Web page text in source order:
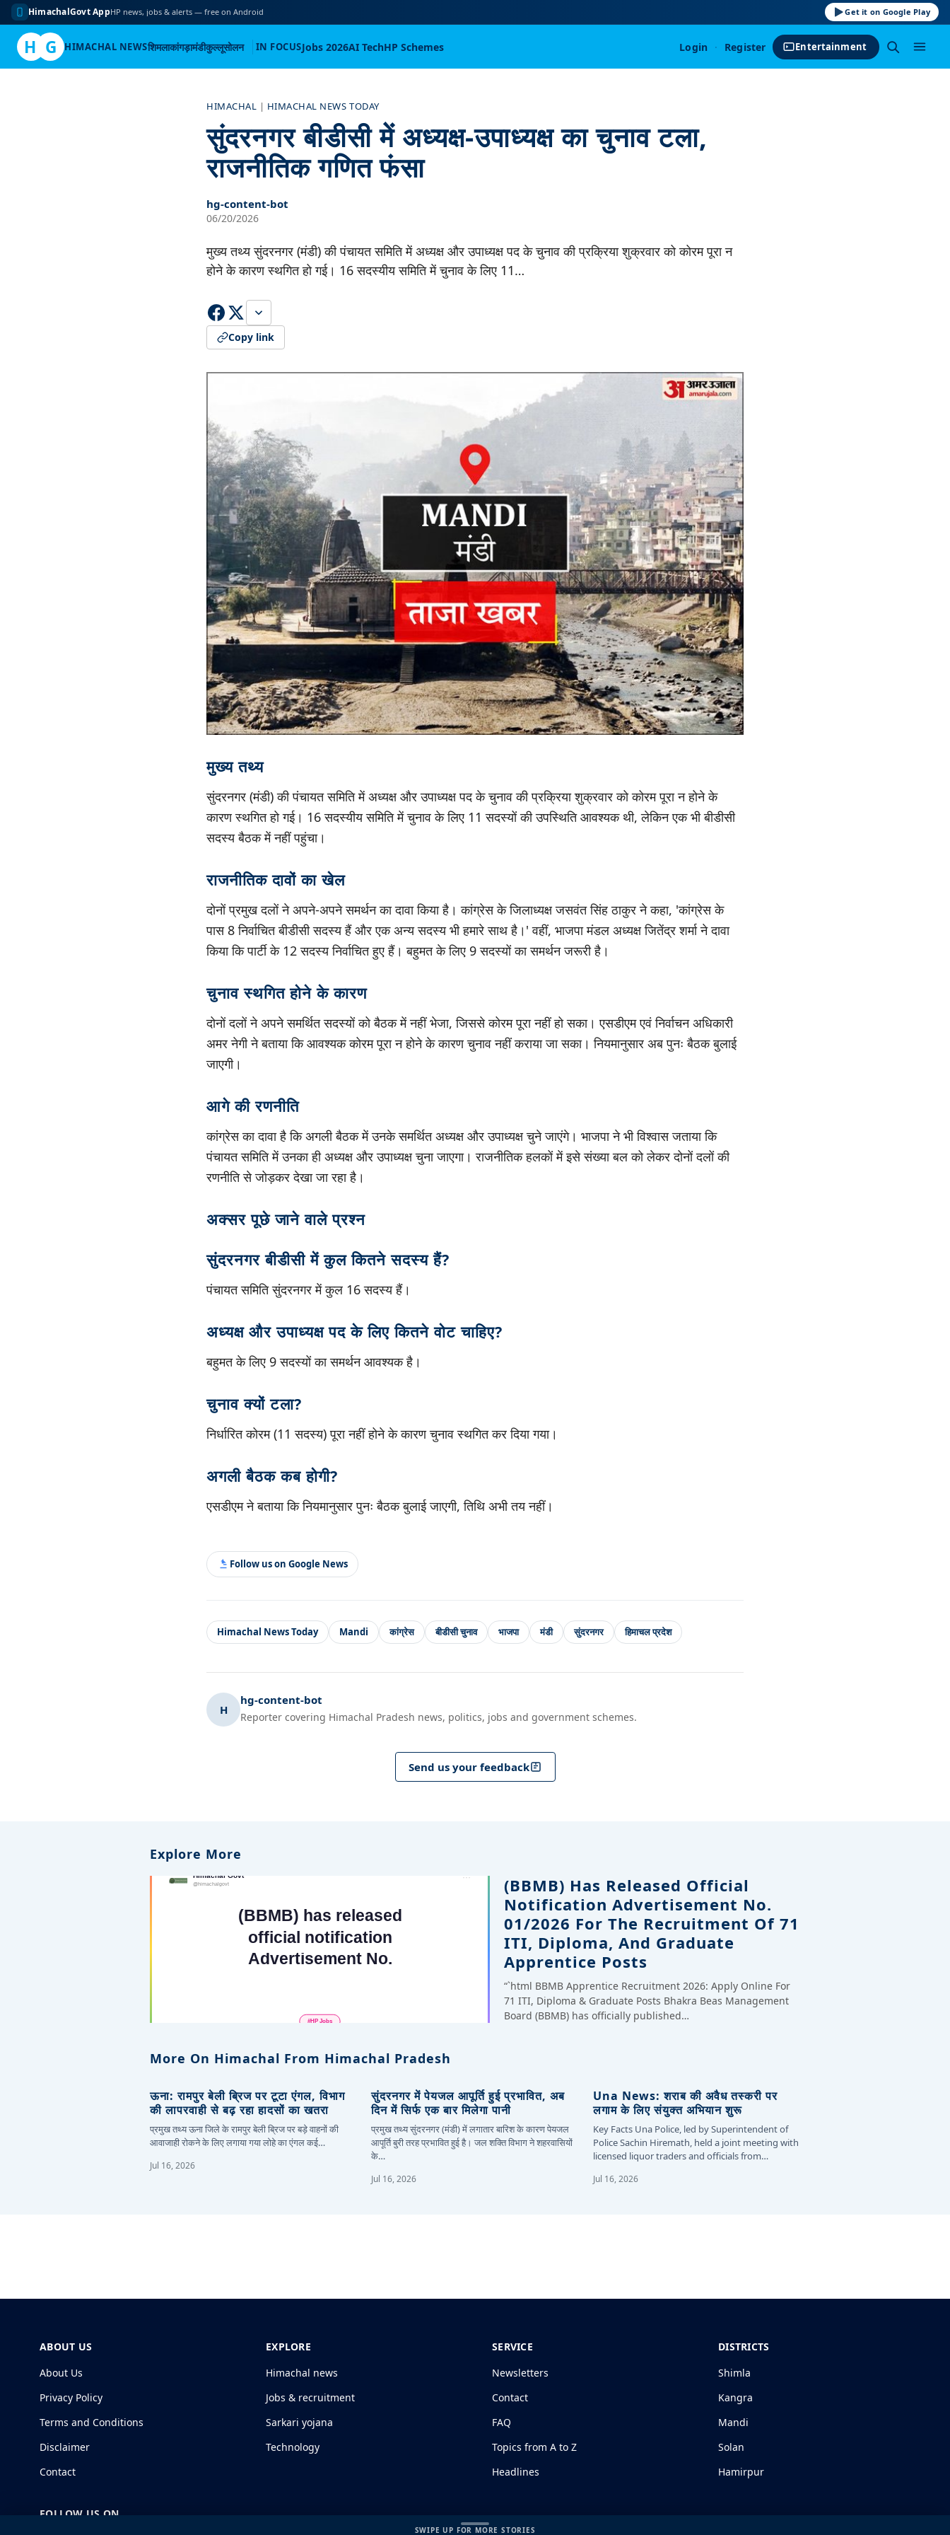
HimachalGovt AppHP news, jobs & alerts — free on Android Get it on Google Play
H G HIMACHAL NEWSशिमलाकांगड़ामंडीकुल्लूसोलन IN FOCUSJobs 2026AI TechHP Schemes Login · Register Entertainment
HIMACHAL | HIMACHAL NEWS TODAY
सुंदरनगर बीडीसी में अध्यक्ष-उपाध्यक्ष का चुनाव टला,
राजनीतिक गणित फंसा
hg-content-bot
06/20/2026
मुख्य तथ्य सुंदरनगर (मंडी) की पंचायत समिति में अध्यक्ष और उपाध्यक्ष पद के चुनाव की प्रक्रिया शुक्रवार को कोरम पूरा न
होने के कारण स्थगित हो गई। 16 सदस्यीय समिति में चुनाव के लिए 11…
Copy link
मुख्य तथ्य
सुंदरनगर (मंडी) की पंचायत समिति में अध्यक्ष और उपाध्यक्ष पद के चुनाव की प्रक्रिया शुक्रवार को कोरम पूरा न होने के
कारण स्थगित हो गई। 16 सदस्यीय समिति में चुनाव के लिए 11 सदस्यों की उपस्थिति आवश्यक थी, लेकिन एक भी बीडीसी
सदस्य बैठक में नहीं पहुंचा।
राजनीतिक दावों का खेल
दोनों प्रमुख दलों ने अपने-अपने समर्थन का दावा किया है। कांग्रेस के जिलाध्यक्ष जसवंत सिंह ठाकुर ने कहा, 'कांग्रेस के
पास 8 निर्वाचित बीडीसी सदस्य हैं और एक अन्य सदस्य भी हमारे साथ है।' वहीं, भाजपा मंडल अध्यक्ष जितेंद्र शर्मा ने दावा
किया कि पार्टी के 12 सदस्य निर्वाचित हुए हैं। बहुमत के लिए 9 सदस्यों का समर्थन जरूरी है।
चुनाव स्थगित होने के कारण
दोनों दलों ने अपने समर्थित सदस्यों को बैठक में नहीं भेजा, जिससे कोरम पूरा नहीं हो सका। एसडीएम एवं निर्वाचन अधिकारी
अमर नेगी ने बताया कि आवश्यक कोरम पूरा न होने के कारण चुनाव नहीं कराया जा सका। नियमानुसार अब पुनः बैठक बुलाई
जाएगी।
आगे की रणनीति
कांग्रेस का दावा है कि अगली बैठक में उनके समर्थित अध्यक्ष और उपाध्यक्ष चुने जाएंगे। भाजपा ने भी विश्वास जताया कि
पंचायत समिति में उनका ही अध्यक्ष और उपाध्यक्ष चुना जाएगा। राजनीतिक हलकों में इसे संख्या बल को लेकर दोनों दलों की
रणनीति से जोड़कर देखा जा रहा है।
अक्सर पूछे जाने वाले प्रश्न
सुंदरनगर बीडीसी में कुल कितने सदस्य हैं?
पंचायत समिति सुंदरनगर में कुल 16 सदस्य हैं।
अध्यक्ष और उपाध्यक्ष पद के लिए कितने वोट चाहिए?
बहुमत के लिए 9 सदस्यों का समर्थन आवश्यक है।
चुनाव क्यों टला?
निर्धारित कोरम (11 सदस्य) पूरा नहीं होने के कारण चुनाव स्थगित कर दिया गया।
अगली बैठक कब होगी?
एसडीएम ने बताया कि नियमानुसार पुनः बैठक बुलाई जाएगी, तिथि अभी तय नहीं।
Follow us on Google News
Himachal News Today Mandi कांग्रेस बीडीसी चुनाव भाजपा मंडी सुंदरनगर हिमाचल प्रदेश
H
hg-content-bot
Reporter covering Himachal Pradesh news, politics, jobs and government schemes.
Send us your feedback
Explore More
(BBMB) Has Released Official
Notification Advertisement No.
01/2026 For The Recruitment Of 71
ITI, Diploma, And Graduate
Apprentice Posts
“`html BBMB Apprentice Recruitment 2026: Apply Online For
71 ITI, Diploma & Graduate Posts Bhakra Beas Management
Board (BBMB) has officially published…
More On Himachal From Himachal Pradesh
ऊना: रामपुर बेली ब्रिज पर टूटा एंगल, विभाग
की लापरवाही से बढ़ रहा हादसों का खतरा
प्रमुख तथ्य ऊना जिले के रामपुर बेली ब्रिज पर बड़े वाहनों की
आवाजाही रोकने के लिए लगाया गया लोहे का एंगल कई…
Jul 16, 2026
सुंदरनगर में पेयजल आपूर्ति हुई प्रभावित, अब
दिन में सिर्फ एक बार मिलेगा पानी
प्रमुख तथ्य सुंदरनगर (मंडी) में लगातार बारिश के कारण पेयजल
आपूर्ति बुरी तरह प्रभावित हुई है। जल शक्ति विभाग ने शहरवासियों
के…
Jul 16, 2026
Una News: शराब की अवैध तस्करी पर
लगाम के लिए संयुक्त अभियान शुरू
Key Facts Una Police, led by Superintendent of
Police Sachin Hiremath, held a joint meeting with
licensed liquor traders and officials from…
Jul 16, 2026
SWIPE UP FOR MORE STORIES
ABOUT US
About Us
Privacy Policy
Terms and Conditions
Disclaimer
Contact
EXPLORE
Himachal news
Jobs & recruitment
Sarkari yojana
Technology
SERVICE
Newsletters
Contact
FAQ
Topics from A to Z
Headlines
DISTRICTS
Shimla
Kangra
Mandi
Solan
Hamirpur
FOLLOW US ON